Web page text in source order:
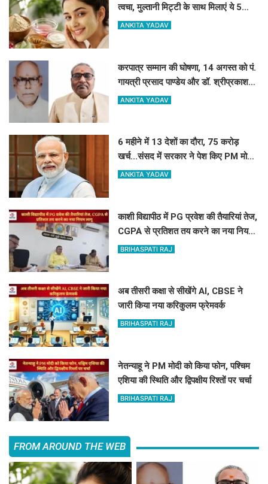
त्वचा, मुल्तानी मिट्टी के साथ मिलाएं ये 5
चीजें, त्वचा दिखेगी दमकती
ANKITA YADAV
करपात्र सम्मान की घोषणा, 14 अगस्त को पं.
गायत्री प्रसाद पाण्डेय और डॉ. श्रीप्रकाश
मिश्र करपात्र गौरव से होंगे सम्मानित
ANKITA YADAV
6 महीने में 13 देशों का दौरा, 75 करोड़
खर्च...संसद में सरकार ने पेश किए PM मोदी
की विदेश यात्रा के आकड़े
ANKITA YADAV
काशी विद्यापीठ में PG प्रवेश की तैयारियां तेज,
CGPA से प्रतिशत तय करने का नया नियम
लागू
BRIHASPATI RAJ
अब तीसरी कक्षा से सीखेंगे AI, CBSE ने
जारी किया नया करिकुलम फ्रेमवर्क
BRIHASPATI RAJ
नेतन्याहू ने PM मोदी को किया फोन, पश्चिम
एशिया की स्थिति और द्विपक्षीय रिश्तों पर चर्चा
BRIHASPATI RAJ
FROM AROUND THE WEB